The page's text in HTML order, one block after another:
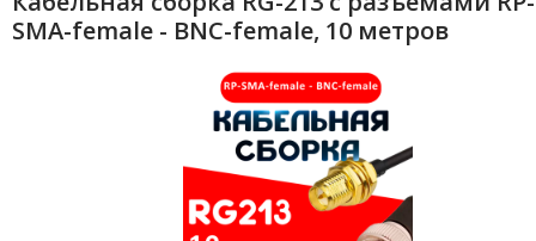
SMA-female - BNC-female, 10 метров